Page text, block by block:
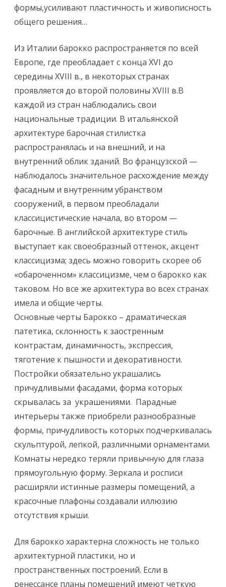
формы,усиливают пластичность и живописность
общего решения…
Из Италии барокко распространяется по всей
Европе, где преобладает с конца XVI до
середины XVIII в., в некоторых странах
проявляется до второй половины XVIII в.В
каждой из стран наблюдались свои
национальные традиции. В итальянской
архитектуре барочная стилистка
распространялась и на внешний, и на
внутренний облик зданий. Во французской —
наблюдалось значительное расхождение между
фасадным и внутренним убранством
сооружений, в первом преобладали
классицистические начала, во втором —
барочные. В английской архитектуре стиль
выступает как своеобразный оттенок, акцент
классицизма; здесь можно говорить скорее об
«обароченном» классицизме, чем о барокко как
таковом. Но все же архитектура во всех странах
имела и общие черты.
Основные черты Барокко – драматическая
патетика, склонность к заостренным
контрастам, динамичность, экспрессия,
тяготение к пышности и декоративности.
Постройки обязательно украшались
причудливыми фасадами, форма которых
скрывалась за украшениями. Парадные
интерьеры также приобрели разнообразные
формы, причудливость которых подчеркивалась
скульптурой, лепкой, различными орнаментами.
Комнаты нередко теряли привычную для глаза
прямоугольную форму. Зеркала и росписи
расширяли истинные размеры помещений, а
красочные плафоны создавали иллюзию
отсутствия крыши.
Для барокко характерна сложность не только
архитектурной пластики, но и
пространственных построений. Если в
ренессансе планы помещений име­ют четкую